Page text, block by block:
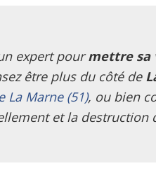
expert pourmettre sa
être plus du côté de
La Marne (51), ou bien
et la destruction